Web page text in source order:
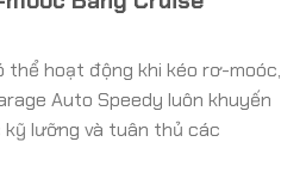
thể hoạt động khi kéo rơ-moóc,
Auto Speedy luôn khuyến
lưỡng và tuân thủ các